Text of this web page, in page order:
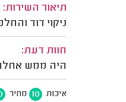
תיאור השירות:
ניקוי דוד
חוות דעת:
היה ממש
איכות 10 מחיר